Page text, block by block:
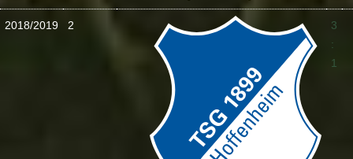
2018/2019 2
3
:
1